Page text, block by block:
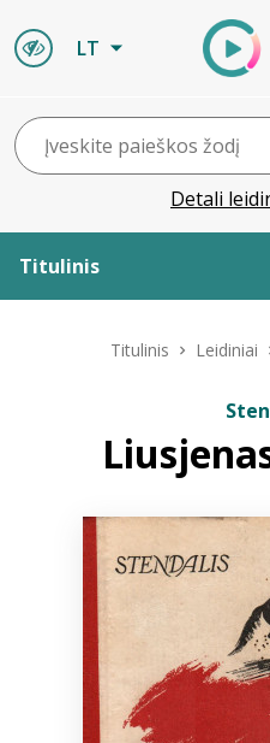
LT
Detali
Titulinis
ELVIS atvyksta
Naujienos
Bibliotekoms
Titulinis Leidiniai